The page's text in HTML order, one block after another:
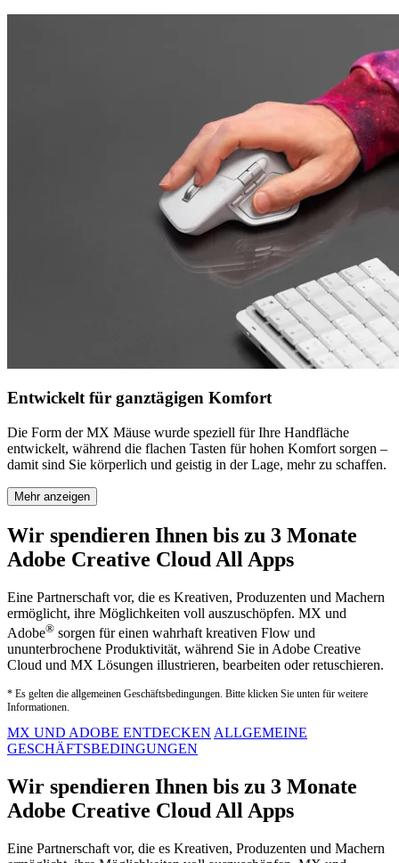
Entwickelt für ganztägigen Komfort
Die Form der MX Mäuse wurde speziell für Ihre Handfläche
entwickelt, während die flachen Tasten für hohen Komfort sorgen –
damit sind Sie körperlich und geistig in der Lage, mehr zu schaffen.
Mehr anzeigen
Wir spendieren Ihnen bis zu 3 Monate
Adobe Creative Cloud All Apps
Eine Partnerschaft vor, die es Kreativen, Produzenten und Machern
ermöglicht, ihre Möglichkeiten voll auszuschöpfen. MX und
Adobe® sorgen für einen wahrhaft kreativen Flow und
ununterbrochene Produktivität, während Sie in Adobe Creative
Cloud und MX Lösungen illustrieren, bearbeiten oder retuschieren.
* Es gelten die allgemeinen Geschäftsbedingungen. Bitte klicken Sie unten für weitere
Informationen.
MX UND ADOBE ENTDECKEN ALLGEMEINE
GESCHÄFTSBEDINGUNGEN
Wir spendieren Ihnen bis zu 3 Monate
Adobe Creative Cloud All Apps
Eine Partnerschaft vor, die es Kreativen, Produzenten und Machern